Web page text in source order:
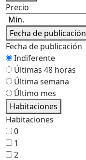
Precio
Fecha de publicación
Fecha de publicación
Indiferente
Últimas 48 horas
Última semana
Último mes
Habitaciones
Habitaciones
0
1
2